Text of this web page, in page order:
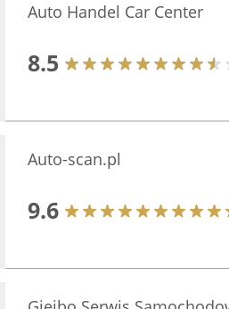
Auto Handel Car Center
8.5
Auto-scan.pl
9.6